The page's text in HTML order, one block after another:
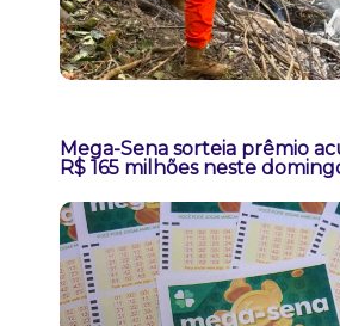
Mega-Sena sorteia prêmio
R$ 165 milhões neste